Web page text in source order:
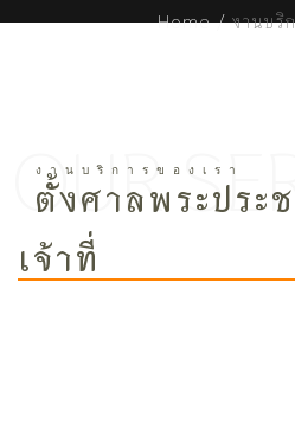
Home /งานบริ
ตั้งศาลพระประ
เจ้าที่